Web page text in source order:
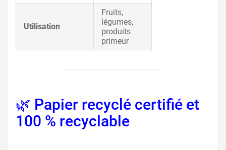
Utilisation
Fruits,
légumes,
produits
primeur
🌿 Papier recyclé certifié et
100 % recyclable